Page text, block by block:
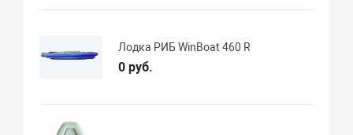
Лодка РИБ WinBoat 460 R
0 руб.